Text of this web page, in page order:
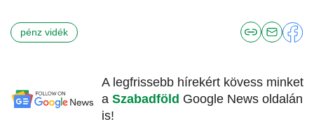
pénz vidék
A legfrissebb hírekért kövess minket
a Szabadföld Google News oldalán
is!